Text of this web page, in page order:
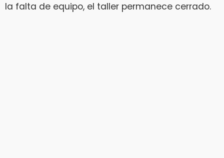
la falta de equipo, el taller permanece cerrado.